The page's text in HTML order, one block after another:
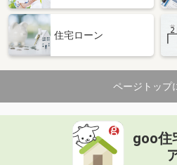
住宅ローン
ページトップ
goo住